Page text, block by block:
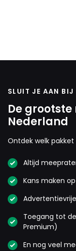
SLUIT JE AAN BIJ
De
Nederland
Ontdek welk
Altijd
Kans maken
Toegang tot
Premium)
En nog veel